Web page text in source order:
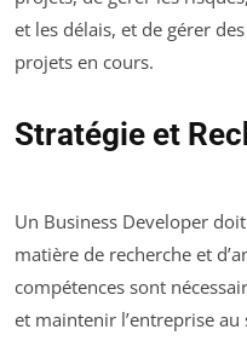
et les délais, et de gérer
projets en cours.
Stratégie et
Un Business Developer
matière de recherche et
compétences sont
et maintenir l’entreprise au